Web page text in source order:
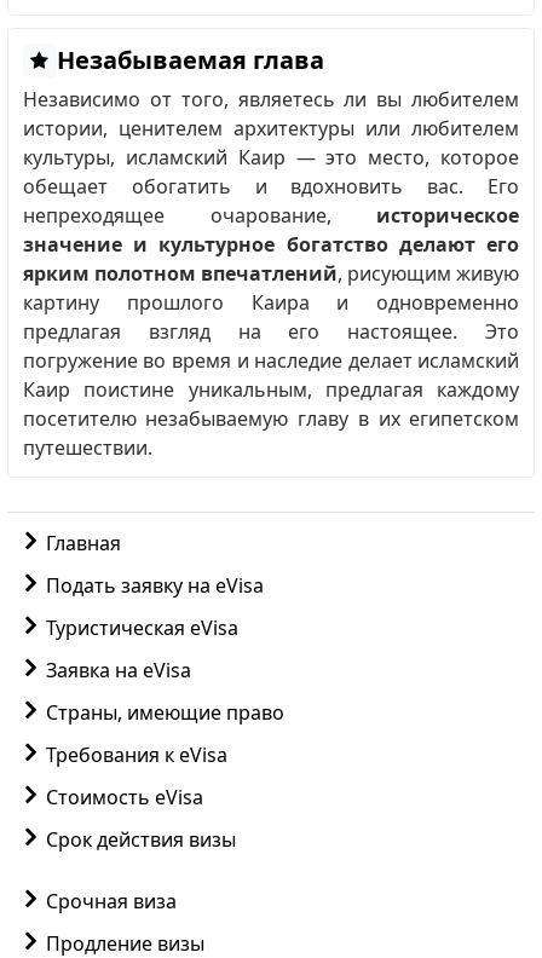
Незабываемая глава
Независимо от того, являетесь ли вы любителем
истории, ценителем архитектуры или любителем
культуры, исламский Каир — это место, которое
обещает обогатить и вдохновить вас. Его
непреходящее очарование, историческое
значение и культурное богатство делают его
ярким полотном впечатлений, рисующим живую
картину прошлого Каира и одновременно
предлагая взгляд на его настоящее. Это
погружение во время и наследие делает исламский
Каир поистине уникальным, предлагая каждому
посетителю незабываемую главу в их египетском
путешествии.
Главная
Подать заявку на eVisa
Туристическая eVisa
Заявка на eVisa
Страны, имеющие право
Требования к eVisa
Стоимость eVisa
Срок действия визы
Срочная виза
Продление визы